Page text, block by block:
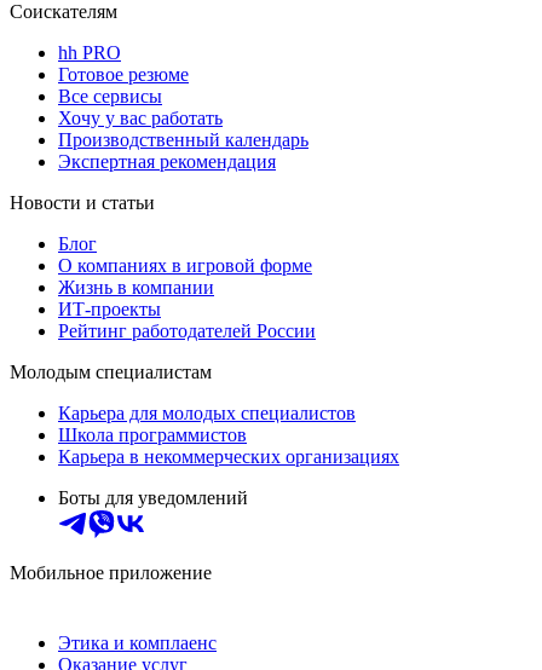
Соискателям
hh PRO
Готовое резюме
Все сервисы
Хочу у вас работать
Производственный календарь
Экспертная рекомендация
Новости и статьи
Блог
О компаниях в игровой форме
Жизнь в компании
ИТ-проекты
Рейтинг работодателей России
Молодым специалистам
Карьера для молодых специалистов
Школа программистов
Карьера в некоммерческих организациях
Боты для уведомлений
Мобильное приложение
Этика и комплаенс
Оказание услуг